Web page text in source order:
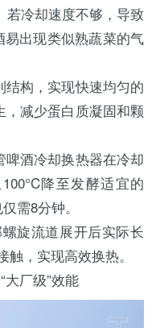
若冷却速度不够，导致
易出现类似熟蔬菜的气
构，实现快速均匀的
减少蛋白质凝固和颗
酒冷却换热器在冷却
降至发酵适宜的
需8分钟。
旋流道展开后实际长
，实现高效换热。
厂级”效能